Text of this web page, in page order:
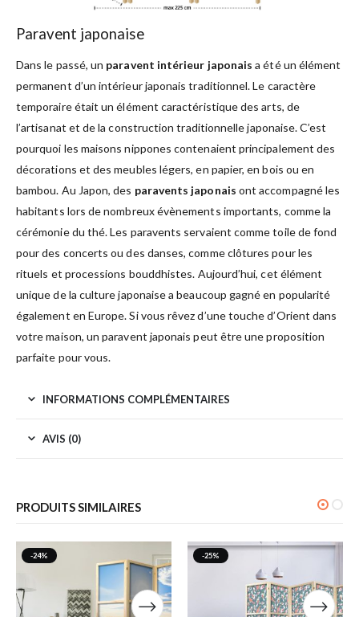
Paravent japonaise
Dans le passé, un paravent intérieur japonais a été un élément
permanent d’un intérieur japonais traditionnel. Le caractère
temporaire était un élément caractéristique des arts, de
l’artisanat et de la construction traditionnelle japonaise. C’est
pourquoi les maisons nippones contenaient principalement des
décorations et des meubles légers, en papier, en bois ou en
bambou. Au Japon, des paravents japonais ont accompagné les
habitants lors de nombreux évènements importants, comme la
cérémonie du thé. Les paravents servaient comme toile de fond
pour des concerts ou des danses, comme clôtures pour les
rituels et processions bouddhistes. Aujourd’hui, cet élément
unique de la culture japonaise a beaucoup gagné en popularité
également en Europe. Si vous rêvez d’une touche d’Orient dans
votre maison, un paravent japonais peut être une proposition
parfaite pour vous.
INFORMATIONS COMPLÉMENTAIRES
AVIS (0)
PRODUITS SIMILAIRES
-24% -25%